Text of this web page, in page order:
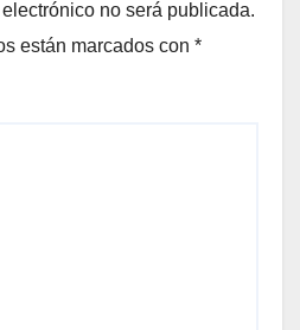
no será publicada.
están marcados con *